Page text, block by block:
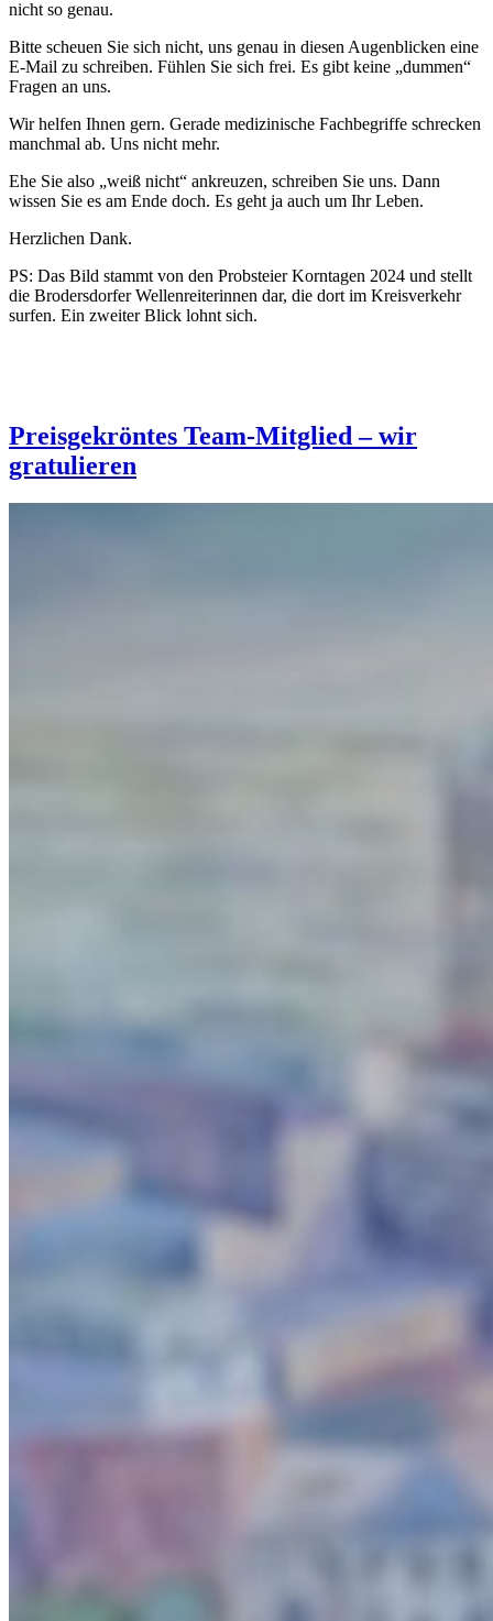
nicht so genau.
Bitte scheuen Sie sich nicht, uns genau in diesen Augenblicken eine
E-Mail zu schreiben. Fühlen Sie sich frei. Es gibt keine „dummen“
Fragen an uns.
Wir helfen Ihnen gern. Gerade medizinische Fachbegriffe schrecken
manchmal ab. Uns nicht mehr.
Ehe Sie also „weiß nicht“ ankreuzen, schreiben Sie uns. Dann
wissen Sie es am Ende doch. Es geht ja auch um Ihr Leben.
Herzlichen Dank.
PS: Das Bild stammt von den Probsteier Korntagen 2024 und stellt
die Brodersdorfer Wellenreiterinnen dar, die dort im Kreisverkehr
surfen. Ein zweiter Blick lohnt sich.
Preisgekröntes Team-Mitglied – wir
gratulieren